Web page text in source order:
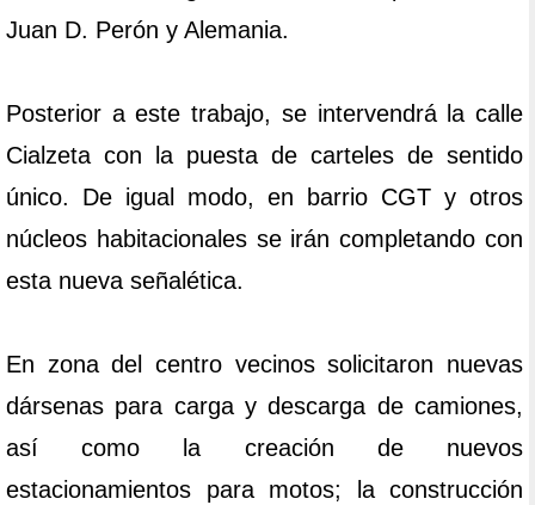
Juan D. Perón y Alemania.
Posterior a este trabajo, se intervendrá la calle
Cialzeta con la puesta de carteles de sentido
único. De igual modo, en barrio CGT y otros
núcleos habitacionales se irán completando con
esta nueva señalética.
En zona del centro vecinos solicitaron nuevas
dársenas para carga y descarga de camiones,
así como la creación de nuevos
estacionamientos para motos; la construcción